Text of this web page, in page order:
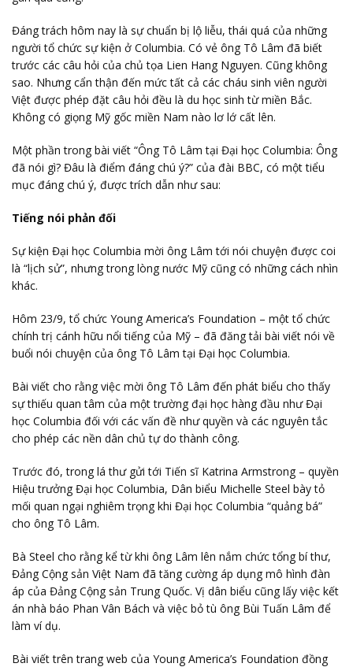
Đáng trách hôm nay là sự chuẩn bị lộ liễu, thái quá của những
người tổ chức sự kiện ở Columbia. Có vẻ ông Tô Lâm đã biết
trước các câu hỏi của chủ tọa Lien Hang Nguyen. Cũng không
sao. Nhưng cẩn thận đến mức tất cả các cháu sinh viên người
Việt được phép đặt câu hỏi đều là du học sinh từ miền Bắc.
Không có giọng Mỹ gốc miền Nam nào lơ lớ cất lên.
Một phần trong bài viết “Ông Tô Lâm tại Đại học Columbia: Ông
đã nói gì? Đâu là điểm đáng chú ý?” của đài BBC, có một tiểu
mục đáng chú ý, được trích dẫn như sau:
Tiếng nói phản đối
Sự kiện Đại học Columbia mời ông Lâm tới nói chuyện được coi
là “lịch sử”, nhưng trong lòng nước Mỹ cũng có những cách nhìn
khác.
Hôm 23/9, tổ chức Young America’s Foundation – một tổ chức
chính trị cánh hữu nổi tiếng của Mỹ – đã đăng tải bài viết nói về
buổi nói chuyện của ông Tô Lâm tại Đại học Columbia.
Bài viết cho rằng việc mời ông Tô Lâm đến phát biểu cho thấy
sự thiếu quan tâm của một trường đại học hàng đầu như Đại
học Columbia đối với các vấn đề như quyền và các nguyên tắc
cho phép các nền dân chủ tự do thành công.
Trước đó, trong lá thư gửi tới Tiến sĩ Katrina Armstrong – quyền
Hiệu trưởng Đại học Columbia, Dân biểu Michelle Steel bày tỏ
mối quan ngại nghiêm trọng khi Đại học Columbia “quảng bá”
cho ông Tô Lâm.
Bà Steel cho rằng kể từ khi ông Lâm lên nắm chức tổng bí thư,
Đảng Cộng sản Việt Nam đã tăng cường áp dụng mô hình đàn
áp của Đảng Cộng sản Trung Quốc. Vị dân biểu cũng lấy việc kết
án nhà báo Phan Vân Bách và việc bỏ tù ông Bùi Tuấn Lâm để
làm ví dụ.
Bài viết trên trang web của Young America’s Foundation đồng